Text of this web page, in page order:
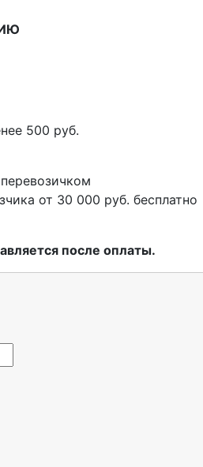
500 руб.
от 30 000 руб. бесплатно
после оплаты.